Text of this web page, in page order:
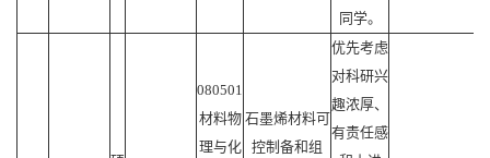
同学。
080501
材料物
理与化
石墨烯材料可
控制备和组
优先考虑
对科研兴
趣浓厚、
有责任感